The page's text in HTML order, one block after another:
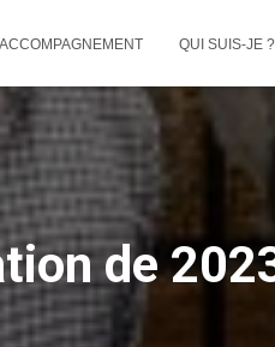
QUI SUIS-JE ?
de